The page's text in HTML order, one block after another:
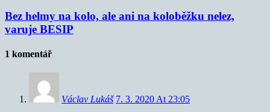
Bez helmy na kolo, ale ani na koloběžku nelez,
varuje BESIP
1 komentář
Václav Lukáš 7. 3. 2020 At 23:05